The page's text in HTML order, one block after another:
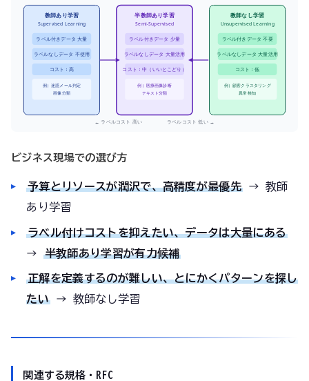
教師あり学習
Supervised Learning
ラベル付きデータ 大量
ラベルなしデータ 不使用
コスト：高
例）迷惑メール判定
画像分類
半教師あり学習
Semi-Supervised
ラベル付きデータ 少量
ラベルなしデータ 大量活用
コスト：中（いいとこどり）
例）医療画像診断
テキスト分類
教師なし学習
Unsupervised Learning
ラベル付きデータ 不要
ラベルなしデータ 大量活用
コスト：低
例）顧客クラスタリング
異常検知
← ラベルコスト 高い ラベルコスト 低い →
ビジネス現場での選び方
予算とリソースが潤沢で、高精度が最優先→ 教師
あり学習
ラベル付けコストを抑えたい、データは大量にある
→半教師あり学習が有力候補
正解を定義するのが難しい、とにかくパターンを探し
たい→ 教師なし学習
関連する規格・RFC